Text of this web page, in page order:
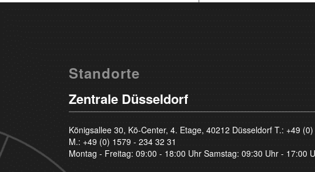
Standorte
Zentrale Düsseldorf
Königsallee 30, Kö-Center, 4. Etage, 40212 Düsseldorf T.: +49
M.: +49 (0) 1579 - 234 32 31
Montag - Freitag: 09:00 - 18:00 Uhr Samstag: 09:30 Uhr - 17:00